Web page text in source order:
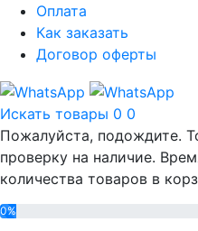
Оплата
Как заказать
Договор оферты
Искать товары 0 0
Пожалуйста, подождите.
проверку на наличие.
количества товаров в
0%